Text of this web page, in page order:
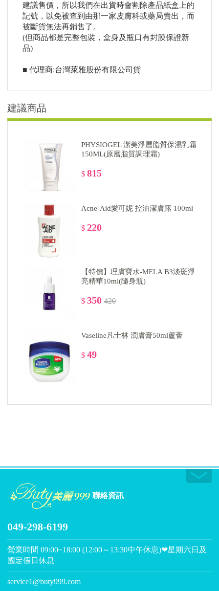
建議售價，所以我們在出貨時會割除產品紙盒上的
記號，以免被查到由那一家皮膚科或藥局賣出，而
被斷貨無法再銷售了。
(但商品都是完整包裝，盒身及瓶口有封膜保證新
品)
■ 代理商:台灣萊雅股份有限公司貨
建議商品
PHYSIOGEL 潔美淨層脂質保濕乳霜
150ML(原層脂質調理霜)
$ 815
Acne-Aid愛可妮 控油潔膚露 100ml
$ 220
【特價】理膚寶水-MELA B3淡斑淨
亮精華10ml(隨身瓶)
$ 350 420
Vaseline凡士林 潤膚膏50ml蘆薈
$ 49
聯絡資訊
049-298-6199
營業時間 09:00~18:00 (12:00～13:30中午休息)❤星期六日及
國定假日休息
service1@buty999.com